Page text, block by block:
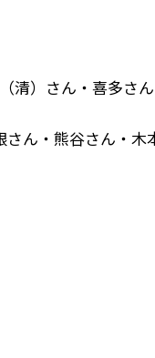
清）さん・喜多さ
ん・熊谷さん・木